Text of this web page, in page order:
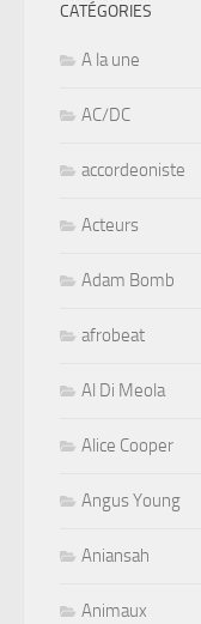
CATÉGORIES
A la une
AC/DC
accordeoniste
Acteurs
Adam Bomb
afrobeat
Al Di Meola
Alice Cooper
Angus Young
Aniansah
Animaux